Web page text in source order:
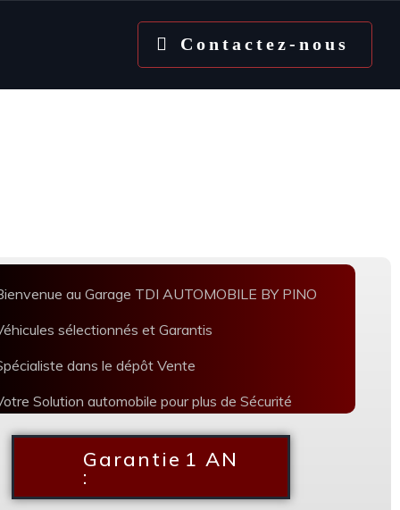
Contactez-nous
au Garage TDI AUTOMOBILE BY PINO
sélectionnés et Garantis
dans le dépôt Vente
Solution automobile pour plus de Sécurité
Garantie
:
1 AN